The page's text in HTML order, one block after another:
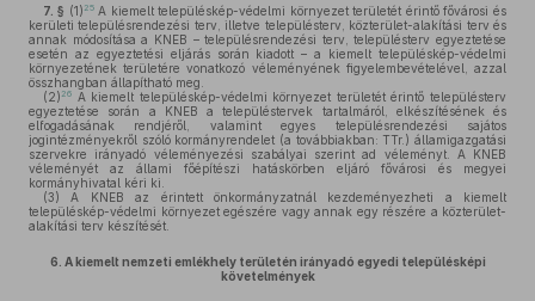
7. § (1) 25A kiemelt településkép-védelmi környezet területét érintő fővárosi és
kerületi településrendezési terv, illetve településterv, közterület-alakítási terv és
annak módosítása a KNEB – településrendezési terv, településterv egyeztetése
esetén az egyeztetési eljárás során kiadott – a kiemelt településkép-védelmi
környezetének területére vonatkozó véleményének figyelembevételével, azzal
összhangban állapítható meg.
(2) 26 A kiemelt településkép-védelmi környezet területét érintő településterv
egyeztetése során a KNEB a településtervek tartalmáról, elkészítésének és
elfogadásának rendjéről, valamint egyes településrendezési sajátos
jogintézményekről szóló kormányrendelet (a továbbiakban: TTr.) államigazgatási
szervekre irányadó véleményezési szabályai szerint ad véleményt. A KNEB
véleményét az állami főépítészi hatáskörben eljáró fővárosi és megyei
kormányhivatal kéri ki.
(3) A KNEB az érintett önkormányzatnál kezdeményezheti a kiemelt
településkép-védelmi környezet egészére vagy annak egy részére a közterület-
alakítási terv készítését.
6. A kiemelt nemzeti emlékhely területén irányadó egyedi településképi
követelmények